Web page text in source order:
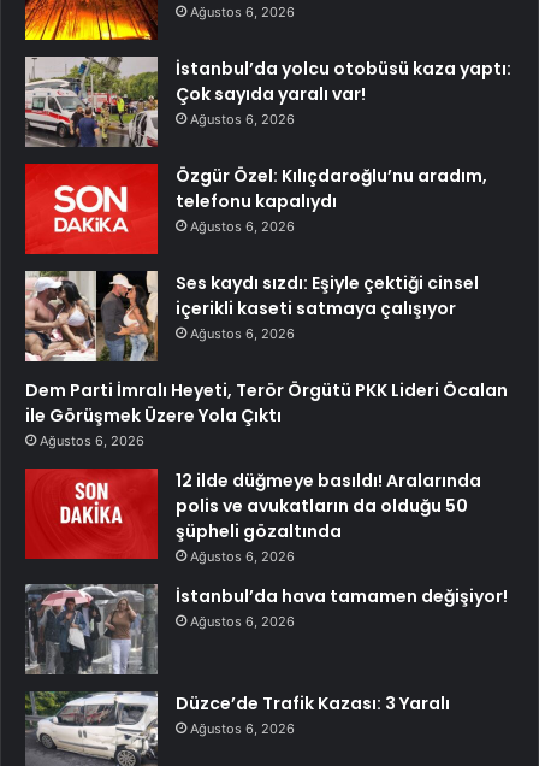
Ağustos 6, 2026
İstanbul’da yolcu otobüsü kaza yaptı:
Çok sayıda yaralı var!
Ağustos 6, 2026
Özgür Özel: Kılıçdaroğlu’nu aradım,
telefonu kapalıydı
Ağustos 6, 2026
Ses kaydı sızdı: Eşiyle çektiği cinsel
içerikli kaseti satmaya çalışıyor
Ağustos 6, 2026
Dem Parti İmralı Heyeti, Terör Örgütü PKK Lideri Öcalan
ile Görüşmek Üzere Yola Çıktı
Ağustos 6, 2026
12 ilde düğmeye basıldı! Aralarında
polis ve avukatların da olduğu 50
şüpheli gözaltında
Ağustos 6, 2026
İstanbul’da hava tamamen değişiyor!
Ağustos 6, 2026
Düzce’de Trafik Kazası: 3 Yaralı
Ağustos 6, 2026